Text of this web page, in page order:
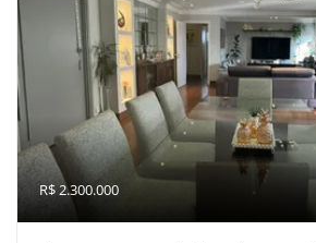
R$ 2.300.000